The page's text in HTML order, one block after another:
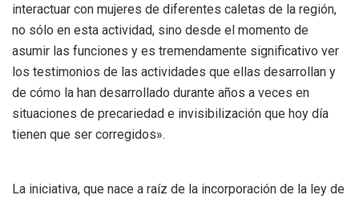
interactuar con mujeres de diferentes caletas de la región,
no sólo en esta actividad, sino desde el momento de
asumir las funciones y es tremendamente significativo ver
los testimonios de las actividades que ellas desarrollan y
de cómo la han desarrollado durante años a veces en
situaciones de precariedad e invisibilización que hoy día
tienen que ser corregidos».
La iniciativa, que nace a raíz de la incorporación de la ley de